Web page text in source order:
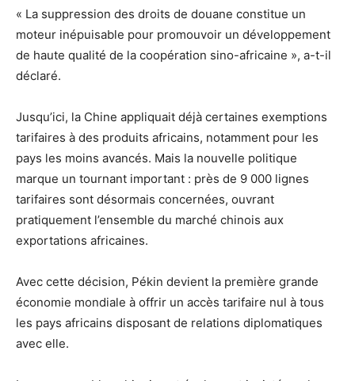
« La suppression des droits de douane constitue un
moteur inépuisable pour promouvoir un développement
de haute qualité de la coopération sino-africaine », a-t-il
déclaré.
Jusqu’ici, la Chine appliquait déjà certaines exemptions
tarifaires à des produits africains, notamment pour les
pays les moins avancés. Mais la nouvelle politique
marque un tournant important : près de 9 000 lignes
tarifaires sont désormais concernées, ouvrant
pratiquement l’ensemble du marché chinois aux
exportations africaines.
Avec cette décision, Pékin devient la première grande
économie mondiale à offrir un accès tarifaire nul à tous
les pays africains disposant de relations diplomatiques
avec elle.